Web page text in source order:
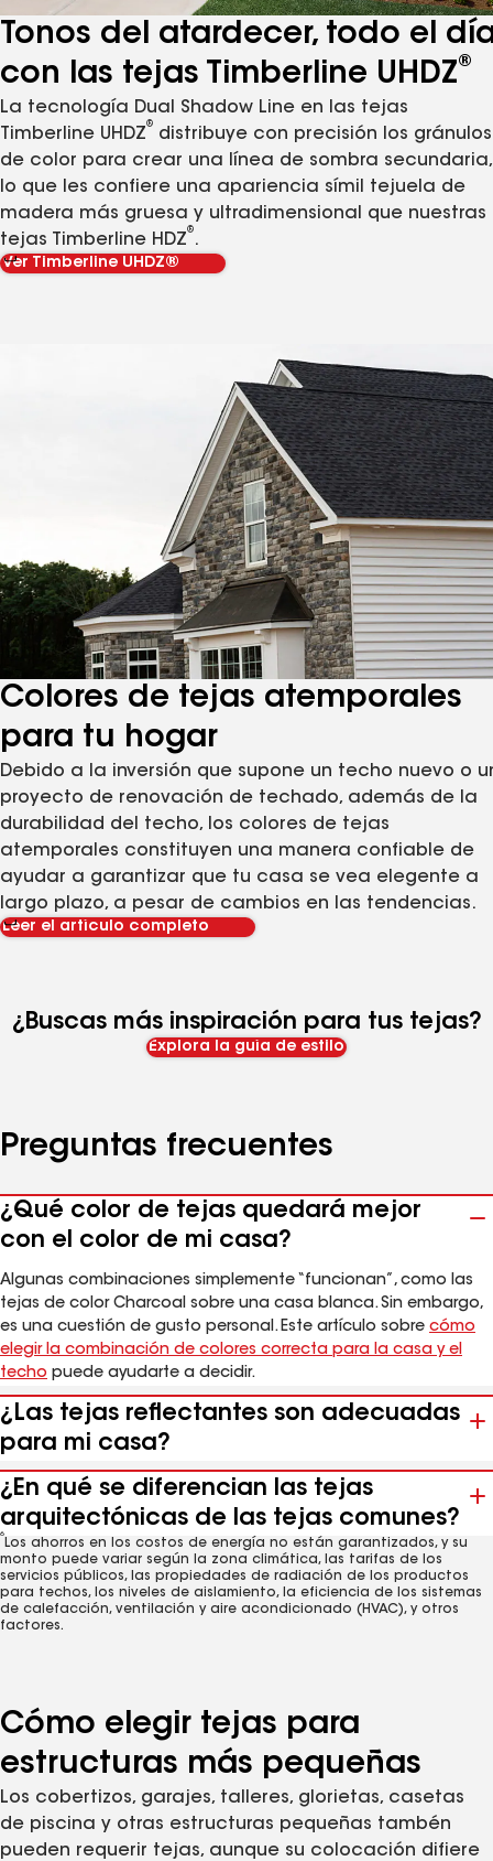
Tonos del atardecer, todo el
con las tejas Timberline UHDZ®
La tecnología Dual Shadow Line en las tejas
Timberline UHDZ
®
distribuye con precisión los gránulos
de color para crear una línea de sombra secundaria,
lo que les confiere una apariencia símil tejuela de
madera más gruesa y ultradimensional que nuestras
tejas Timberline HDZ
®
.
Ver Timberline UHDZ®
Colores de tejas atemporales
para tu hogar
Debido a la inversión que supone un techo nuevo o
proyecto de renovación de techado, además de la
durabilidad del techo, los colores de tejas
atemporales constituyen una manera confiable de
ayudar a garantizar que tu casa se vea elegente a
largo plazo, a pesar de cambios en las tendencias.
Leer el artículo completo
¿Buscas más inspiración para tus tejas?
Explora la guía de estilo
Preguntas frecuentes
¿Qué color de tejas quedará mejor
con el color de mi casa?
Algunas combinaciones simplemente “funcionan”, como las
tejas de color Charcoal sobre una casa blanca. Sin embargo,
es una cuestión de gusto personal. Este artículo sobre cómo
elegir la combinación de colores correcta para la casa y el
techo puede ayudarte a decidir.
¿Las tejas reflectantes son adecuadas
para mi casa?
¿En qué se diferencian las tejas
arquitectónicas de las tejas comunes?
6
Los ahorros en los costos de energía no están garantizados, y su
monto puede variar según la zona climática, las tarifas de los
servicios públicos, las propiedades de radiación de los productos
para techos, los niveles de aislamiento, la eficiencia de los sistemas
de calefacción, ventilación y aire acondicionado (HVAC), y otros
factores.
Cómo elegir tejas para
estructuras más pequeñas
Los cobertizos, garajes, talleres, glorietas, casetas
de piscina y otras estructuras pequeñas tambén
pueden requerir tejas, aunque su colocación difiere